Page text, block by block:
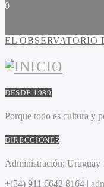
0
EL OBSERVATORIO
DESDE 1989
Porque todo es cultura y
DIRECCIONES
Administración: Uruguay
+(54) 911 6642 8164 |